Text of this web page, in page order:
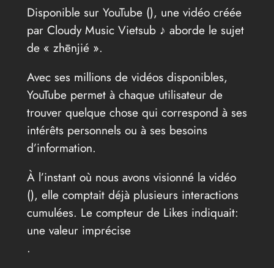
Disponible sur YouTube (), une vidéo créée
par Cloudy Music Vietsub ♪ aborde le sujet
de « zhēnjié ».
Avec ses millions de vidéos disponibles,
YouTube permet à chaque utilisateur de
trouver quelque chose qui correspond à ses
intérêts personnels ou à ses besoins
d’information.
À l’instant où nous avons visionné la vidéo
(), elle comptait déjà plusieurs interactions
cumulées. Le compteur de Likes indiquait:
une valeur imprécise
.